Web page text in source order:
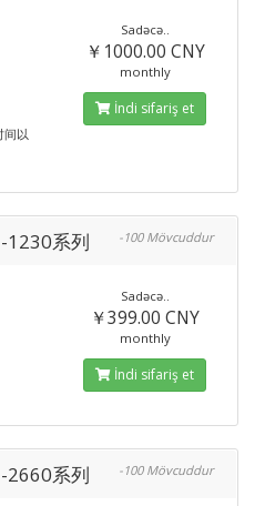
间以
Sadəcə..
￥1000.00 CNY
monthly
İndi sifariş et
1230系列 -100 Mövcuddur
Sadəcə..
￥399.00 CNY
monthly
İndi sifariş et
2660系列 -100 Mövcuddur